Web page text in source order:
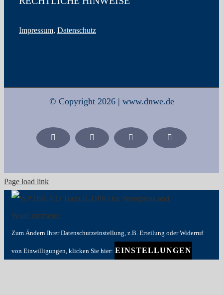
Impressum, Datenschutz
© Copyright 2026 | www.dnwe.de
Facebook X Xing LinkedIn
Page load link
Zum Ändern Ihrer Datenschutzeinstellung, z.B. Erteilung oder Widerruf
von Einwilligungen, klicken Sie hier: EINSTELLUNGEN